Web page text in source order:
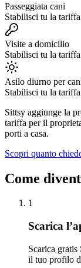
Passeggiata cani
Stabilisci tu la tariffa
Visite a domicilio
Stabilisci tu la tariffa
Asilo diurno per
Stabilisci tu la tariffa
Sittsy aggiunge la
tariffa per il
porti a casa.
Scopri quanto
Come
1
Scarica
Scarica
il tuo profilo